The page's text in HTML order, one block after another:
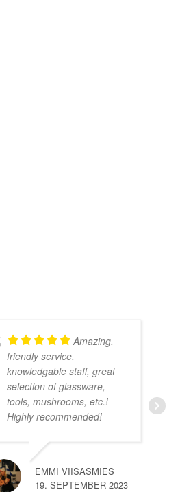
Amazing,
friendly service,
knowledgable staff, great
selection of glassware,
tools, mushrooms, etc.!
Highly recommended!
EMMI VIISASMIES
19. SEPTEMBER 2023